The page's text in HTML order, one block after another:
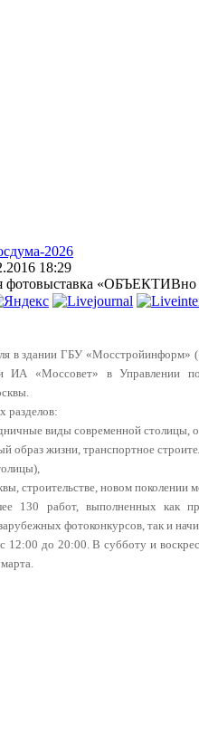
2026
18:29
фотовыставка
в здании ГБУ «Мосстройинформ»
«Моссовет» в Управлении по
разделов:
виды современной столицы,
образ жизни, транспортное
строительстве, новом поколении
130 работ, выполненных как
фотоконкурсов, так и
12:00 до 20:00. В субботу и